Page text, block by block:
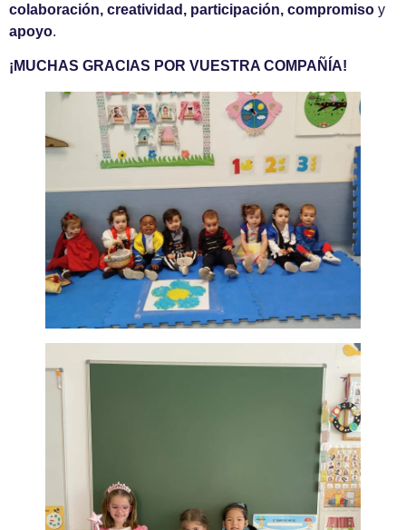
colaboración, creatividad, participación, compromiso y
apoyo.
¡MUCHAS GRACIAS POR VUESTRA COMPAÑÍA!